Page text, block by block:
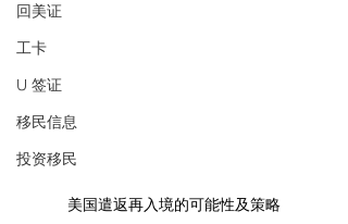
回美证
工卡
U 签证
移民信息
投资移民
美国遣返再入境的可能性及策略